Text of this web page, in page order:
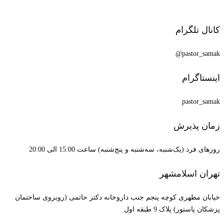
کانال تلگرام
pastor_samak@
اینستاگرام
pastor_samak
زمان پذیرش
روزهای فرد (یک‌شنبه، سه‌شنبه و پنج‌شنبه) ساعت 15:00 الی 20:00
تهران اسلامشهر
خیابان مطهری کوچه پنجم جنب داروخانه دکتر حاتمی (روبروی ساختمان
پزشکان پاستور) پلاک 9 طبقه اول